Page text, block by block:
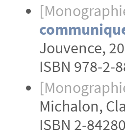
Jouvence,
ISBN 978-2-
Michalon,
ISBN 2-